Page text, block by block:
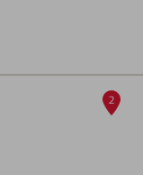
2